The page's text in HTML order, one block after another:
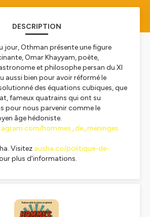
DESCRIPTION
jour, Othman présente une figure
Omar Khayyam, poète,
et philosophe persan du XI
aussi bien pour avoir réformé le
des équations cubiques, que
fameux quatrains qui ont su
pour nous parvenir comme le
âge hédoniste.
hommes_de_meninges
Visitez ausha.co/politique-de-
plus d'informations.